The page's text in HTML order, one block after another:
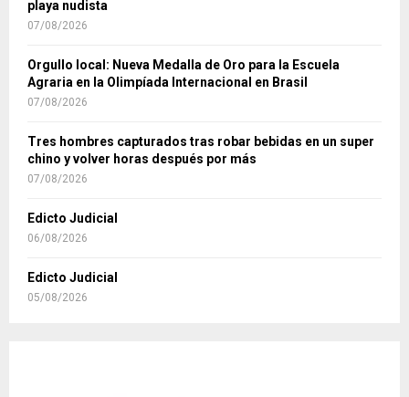
playa nudista
07/08/2026
Orgullo local: Nueva Medalla de Oro para la Escuela
Agraria en la Olimpíada Internacional en Brasil
07/08/2026
Tres hombres capturados tras robar bebidas en un super
chino y volver horas después por más
07/08/2026
Edicto Judicial
06/08/2026
Edicto Judicial
05/08/2026